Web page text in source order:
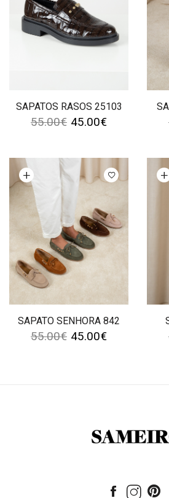
SAPATOS RASOS 25103
55.00€ 45.00€
SAPATO SENHORA 842
opções
55.00€ 45.00€
Ver